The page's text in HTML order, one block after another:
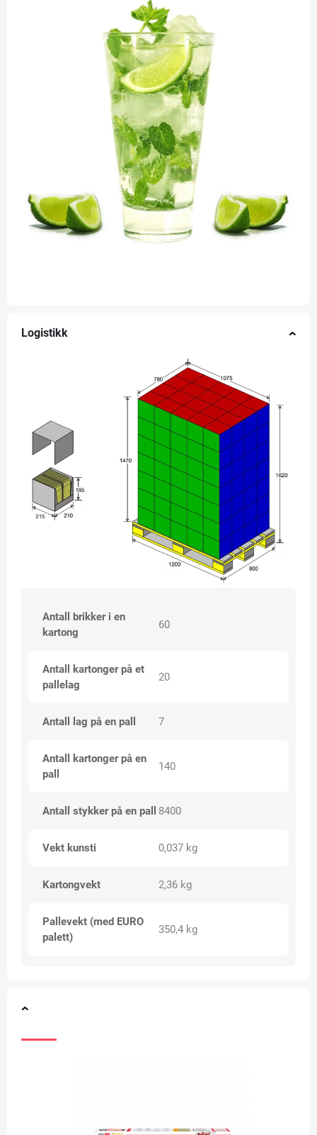
Logistikk
Antall brikker i en
kartong
60
Antall kartonger på et
pallelag
20
Antall lag på en pall 7
Antall kartonger på en
pall
140
Antall stykker på en pall 8400
Vekt kunsti 0,037 kg
Kartongvekt 2,36 kg
Pallevekt (med EURO
palett)
350,4 kg